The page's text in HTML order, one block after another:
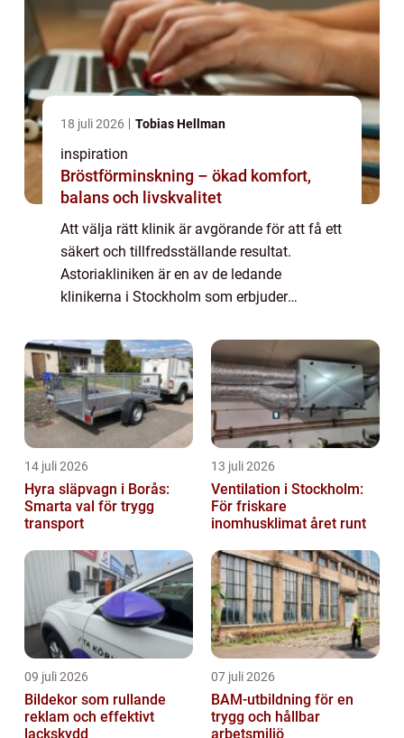
18 juli 2026 Tobias Hellman
inspiration
Bröstförminskning – ökad komfort,
balans och livskvalitet
Att välja rätt klinik är avgörande för att få ett
säkert och tillfredsställande resultat.
Astoriakliniken är en av de ledande
klinikerna i Stockholm som erbjuder
14 juli 2026
Hyra släpvagn i Borås:
Smarta val för trygg
transport
13 juli 2026
Ventilation i Stockholm:
För friskare
inomhusklimat året runt
09 juli 2026
Bildekor som rullande
reklam och effektivt
lackskydd
07 juli 2026
BAM-utbildning för en
trygg och hållbar
arbetsmiljö